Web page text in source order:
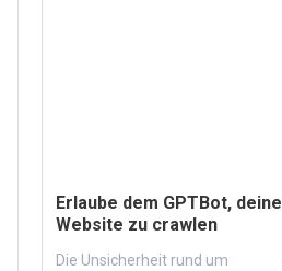
Erlaube dem GPTBot, deine
Website zu crawlen
Die Unsicherheit rund um